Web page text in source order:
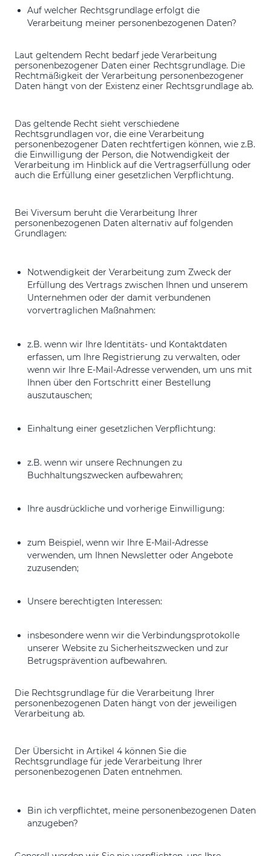
Auf welcher Rechtsgrundlage erfolgt die
Verarbeitung meiner personenbezogenen Daten?
Laut geltendem Recht bedarf jede Verarbeitung
personenbezogener Daten einer Rechtsgrundlage. Die
Rechtmäßigkeit der Verarbeitung personenbezogener
Daten hängt von der Existenz einer Rechtsgrundlage ab.
Das geltende Recht sieht verschiedene
Rechtsgrundlagen vor, die eine Verarbeitung
personenbezogener Daten rechtfertigen können, wie z.B.
die Einwilligung der Person, die Notwendigkeit der
Verarbeitung im Hinblick auf die Vertragserfüllung oder
auch die Erfüllung einer gesetzlichen Verpflichtung.
Bei Viversum beruht die Verarbeitung Ihrer
personenbezogenen Daten alternativ auf folgenden
Grundlagen:
Notwendigkeit der Verarbeitung zum Zweck der
Erfüllung des Vertrags zwischen Ihnen und unserem
Unternehmen oder der damit verbundenen
vorvertraglichen Maßnahmen:
z.B. wenn wir Ihre Identitäts- und Kontaktdaten
erfassen, um Ihre Registrierung zu verwalten, oder
wenn wir Ihre E-Mail-Adresse verwenden, um uns mit
Ihnen über den Fortschritt einer Bestellung
auszutauschen;
Einhaltung einer gesetzlichen Verpflichtung:
z.B. wenn wir unsere Rechnungen zu
Buchhaltungszwecken aufbewahren;
Ihre ausdrückliche und vorherige Einwilligung:
zum Beispiel, wenn wir Ihre E-Mail-Adresse
verwenden, um Ihnen Newsletter oder Angebote
zuzusenden;
Unsere berechtigten Interessen:
insbesondere wenn wir die Verbindungsprotokolle
unserer Website zu Sicherheitszwecken und zur
Betrugsprävention aufbewahren.
Die Rechtsgrundlage für die Verarbeitung Ihrer
personenbezogenen Daten hängt von der jeweiligen
Verarbeitung ab.
Der Übersicht in Artikel 4 können Sie die
Rechtsgrundlage für jede Verarbeitung Ihrer
personenbezogenen Daten entnehmen.
Bin ich verpflichtet, meine personenbezogenen Daten
anzugeben?